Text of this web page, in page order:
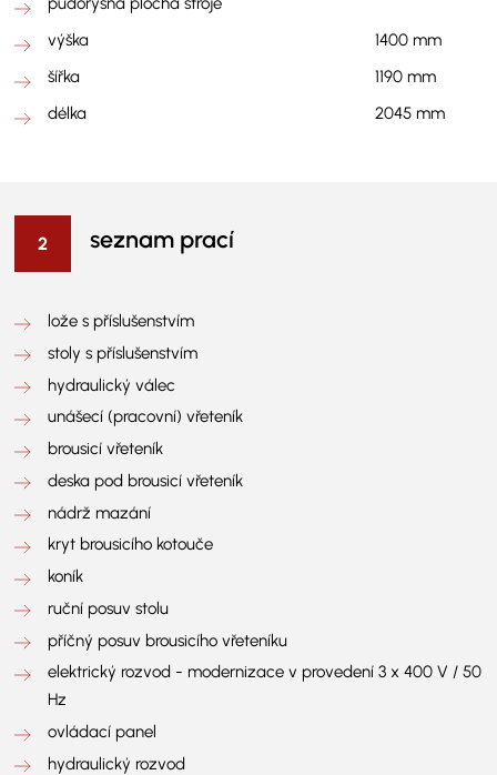
výška
1400 mm
šířka
1190 mm
délka
2045 mm
seznam prací
lože s příslušenstvím
stoly s příslušenstvím
hydraulický válec
unášecí (pracovní) vřeteník
brousicí vřeteník
deska pod brousicí vřeteník
nádrž mazání
kryt brousicího kotouče
koník
ruční posuv stolu
příčný posuv brousicího vřeteníku
elektrický rozvod - modernizace v provedení 3 x 400 V / 50
Hz
ovládací panel
hydraulický rozvod